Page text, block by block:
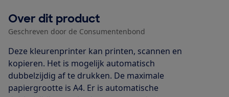
Over dit product
Geschreven door de Consumentenbond
Deze kleurenprinter kan printen, scannen en
kopieren. Het is mogelijk automatisch
dubbelzijdig af te drukken. De maximale
papiergrootte is A4. Er is automatische